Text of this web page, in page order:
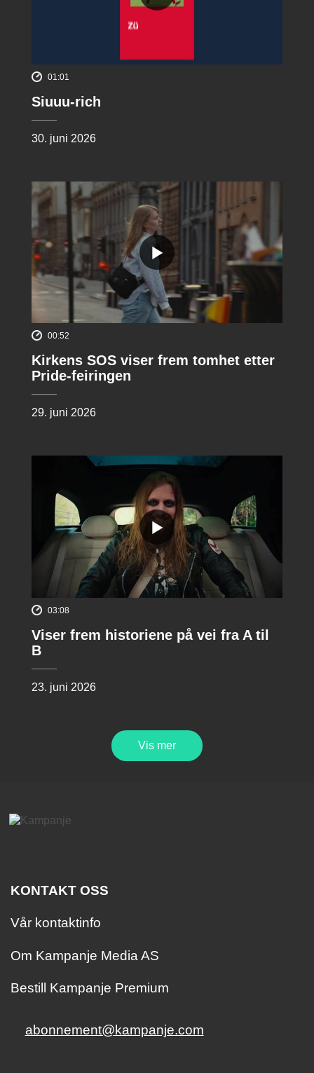
01:01
Siuuu-rich
30. juni 2026
00:52
Kirkens SOS viser frem tomhet etter
Pride-feiringen
29. juni 2026
03:08
Viser frem historiene på vei fra A til
B
23. juni 2026
Vis mer
KONTAKT OSS
Vår kontaktinfo
Om Kampanje Media AS
Bestill Kampanje Premium
abonnement@kampanje.com